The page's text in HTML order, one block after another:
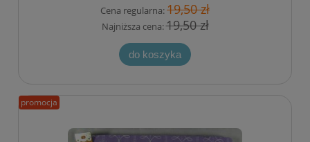
Cena regularna:19,50 zł
Najniższa cena:19,50 zł
do koszyka
promocja